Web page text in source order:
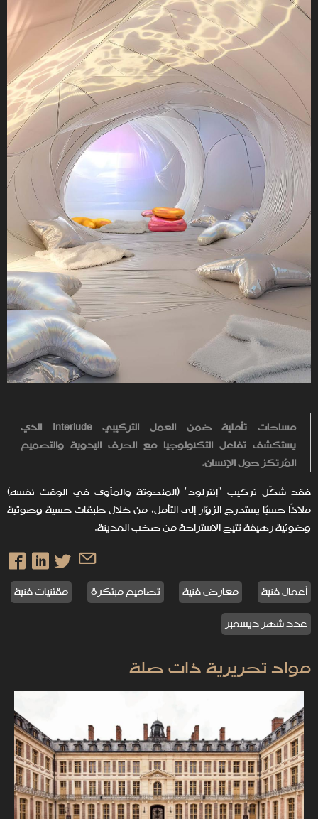
مساحات تأملية ضمن العمل التركيبيInterlude الذي
يستكشف تفاعل التكنولوجيا مع الحرف اليدوية والتصميم
المُرتكز حول الإنسان.
فقد شكّل تركيب "إنترلود" (المنحوتة والمأوى في الوقت نفسه)
ملاذًا حسيًا يستدرج الزوّار إلى التأمل، من خلال طبقات حسية وصوتية
وضوئية رهيفة تتيح الاستراحة من صخب المدينة.
أعمال فنية معارض فنية تصاميم مبتكرة
مقتنيات فنية
عدد شهر ديسمبر
مواد تحريرية ذات صلة